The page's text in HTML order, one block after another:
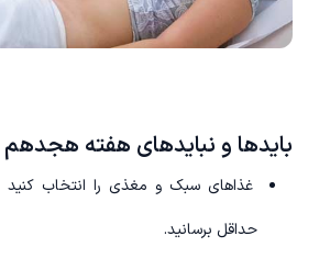
بایدها و نبایدهای هفته هجدهم
غذاهای سبک و مغذی را انتخاب
حداقل برسانید.